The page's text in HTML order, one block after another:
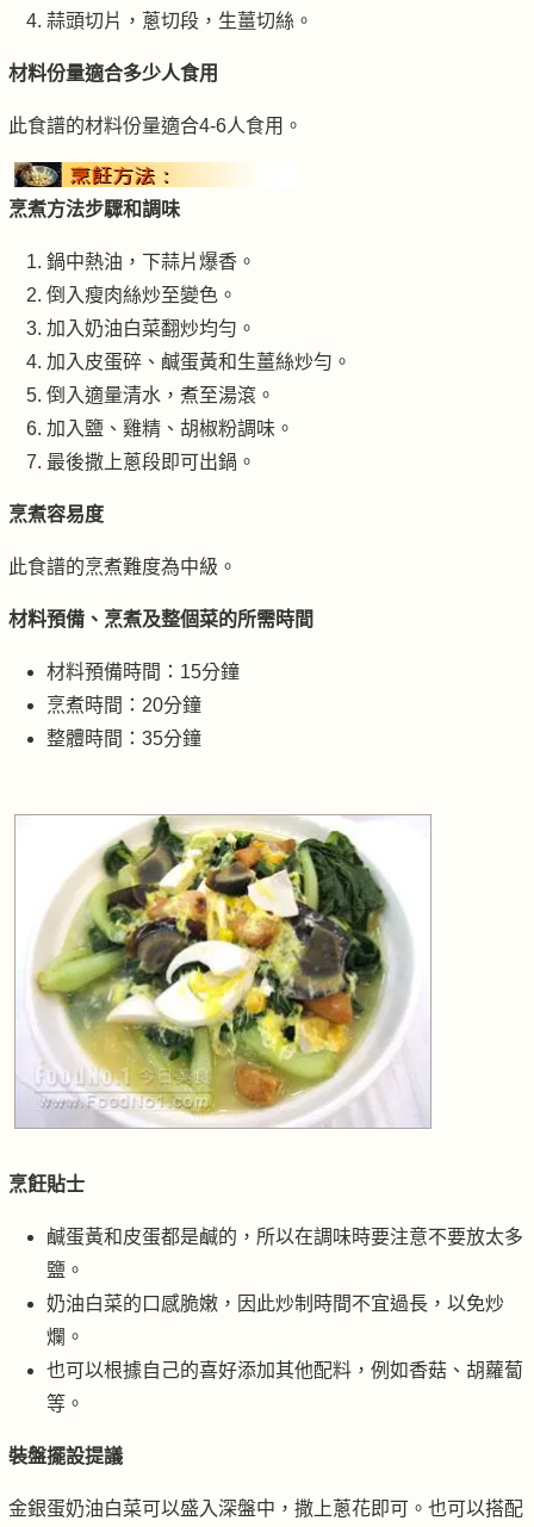
蒜頭切片，蔥切段，生薑切絲。
材料份量適合多少人食用
此食譜的材料份量適合4-6人食用。
烹煮方法步驟和調味
鍋中熱油，下蒜片爆香。
倒入瘦肉絲炒至變色。
加入奶油白菜翻炒均勻。
加入皮蛋碎、鹹蛋黃和生薑絲炒勻。
倒入適量清水，煮至湯滾。
加入鹽、雞精、胡椒粉調味。
最後撒上蔥段即可出鍋。
烹煮容易度
此食譜的烹煮難度為中級。
材料預備、烹煮及整個菜的所需時間
材料預備時間：15分鐘
烹煮時間：20分鐘
整體時間：35分鐘
烹飪貼士
鹹蛋黃和皮蛋都是鹹的，所以在調味時要注意不要放太多
鹽。
奶油白菜的口感脆嫩，因此炒制時間不宜過長，以免炒
爛。
也可以根據自己的喜好添加其他配料，例如香菇、胡蘿蔔
等。
裝盤擺設提議
金銀蛋奶油白菜可以盛入深盤中，撒上蔥花即可。也可以搭配